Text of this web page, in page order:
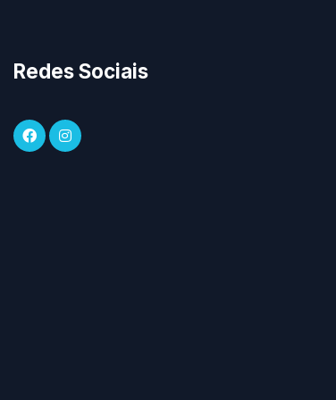
Redes Sociais